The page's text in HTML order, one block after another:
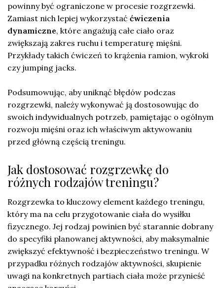
powinny być ograniczone w procesie rozgrzewki.
Zamiast nich lepiej wykorzystać ćwiczenia
dynamiczne, które angażują całe ciało oraz
zwiększają zakres ruchu i temperaturę mięśni.
Przykłady takich ćwiczeń to krążenia ramion, wykroki
czy jumping jacks.
Podsumowując, aby uniknąć błędów podczas
rozgrzewki, należy wykonywać ją dostosowując do
swoich indywidualnych potrzeb, pamiętając o ogólnym
rozwoju mięśni oraz ich właściwym aktywowaniu
przed główną częścią treningu.
Jak dostosować rozgrzewkę do
różnych rodzajów treningu?
Rozgrzewka to kluczowy element każdego treningu,
który ma na celu przygotowanie ciała do wysiłku
fizycznego. Jej rodzaj powinien być starannie dobrany
do specyfiki planowanej aktywności, aby maksymalnie
zwiększyć efektywność i bezpieczeństwo treningu. W
przypadku różnych rodzajów aktywności, skupienie
uwagi na konkretnych partiach ciała może przynieść